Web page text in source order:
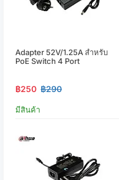
Adapter 52V/1.25A สำหรับ
PoE Switch 4 Port
฿250 ฿290
มีสินค้า